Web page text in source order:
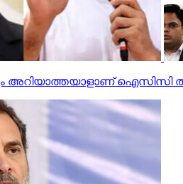
അറിയാത്തയാളാണ് ഐസിസി